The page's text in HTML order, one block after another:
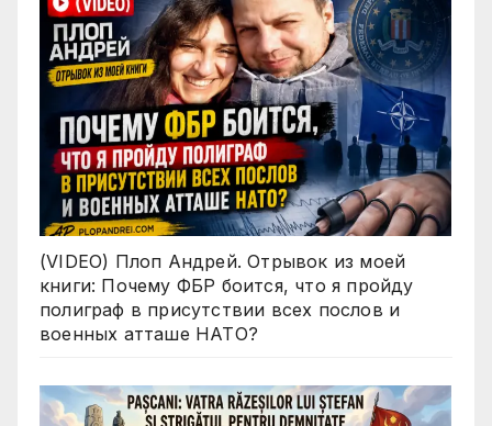
(VIDEO) Плоп Андрей. Отрывок из моей
книги: Почему ФБР боится, что я пройду
полиграф в присутствии всех послов и
военных атташе НАТО?